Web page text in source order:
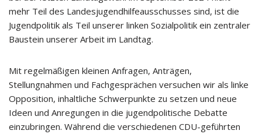
mehr Teil des Landesjugendhilfeausschusses sind, ist die
Jugendpolitik als Teil unserer linken Sozialpolitik ein zentraler
Baustein unserer Arbeit im Landtag.
Mit regelmäßigen kleinen Anfragen, Anträgen,
Stellungnahmen und Fachgesprächen versuchen wir als linke
Opposition, inhaltliche Schwerpunkte zu setzen und neue
Ideen und Anregungen in die jugendpolitische Debatte
einzubringen. Während die verschiedenen CDU-geführten